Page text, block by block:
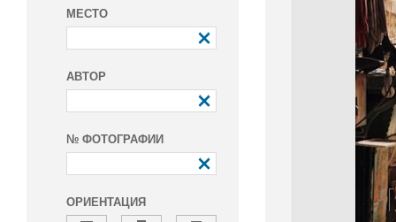
МЕСТО
АВТОР
№ ФОТОГРАФИИ
ОРИЕНТАЦИЯ